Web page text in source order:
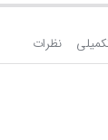
نظرات